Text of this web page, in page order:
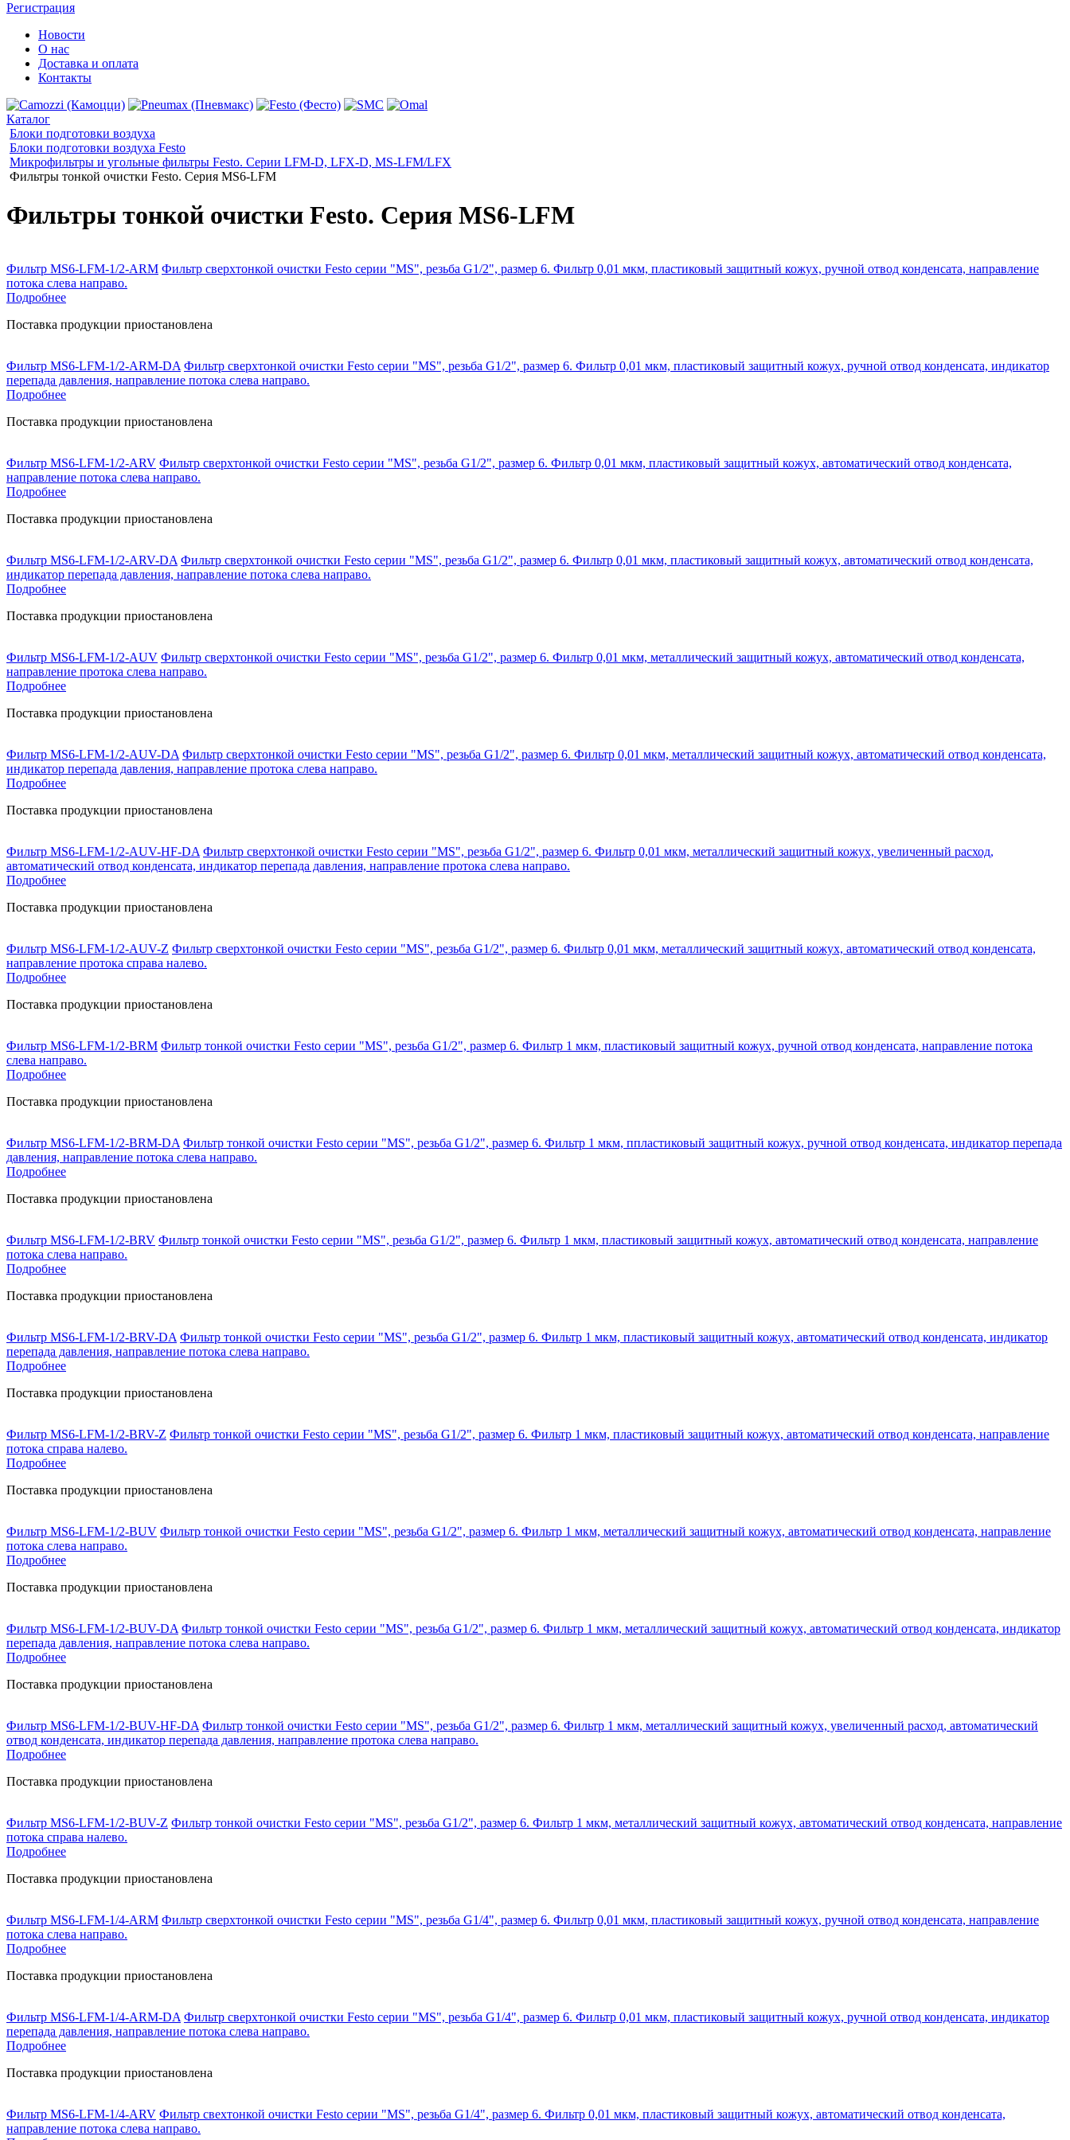
Регистрация
Новости
О нас
Доставка и оплата
Контакты
Каталог
Блоки подготовки воздуха
Блоки подготовки воздуха Festo
Микрофильтры и угольные фильтры Festo. Cерии LFM-D, LFX-D, MS-LFM/LFX
Фильтры тонкой очистки Festo. Серия MS6-LFM
Фильтры тонкой очистки Festo. Серия MS6-LFM
Фильтр MS6-LFM-1/2-ARM Фильтр сверхтонкой очистки Festo серии "MS", резьба G1/2", размер 6. Фильтр 0,01 мкм, пластиковый защитный кожух, ручной отвод конденсата, направление
потока слева направо.
Подробнее
Поставка продукции приостановлена
Фильтр MS6-LFM-1/2-ARM-DA Фильтр сверхтонкой очистки Festo серии "MS", резьба G1/2", размер 6. Фильтр 0,01 мкм, пластиковый защитный кожух, ручной отвод конденсата, индикатор
перепада давления, направление потока слева направо.
Подробнее
Поставка продукции приостановлена
Фильтр MS6-LFM-1/2-ARV Фильтр сверхтонкой очистки Festo серии "MS", резьба G1/2", размер 6. Фильтр 0,01 мкм, пластиковый защитный кожух, автоматический отвод конденсата,
направление потока слева направо.
Подробнее
Поставка продукции приостановлена
Фильтр MS6-LFM-1/2-ARV-DA Фильтр сверхтонкой очистки Festo серии "MS", резьба G1/2", размер 6. Фильтр 0,01 мкм, пластиковый защитный кожух, автоматический отвод конденсата,
индикатор перепада давления, направление потока слева направо.
Подробнее
Поставка продукции приостановлена
Фильтр MS6-LFM-1/2-AUV Фильтр сверхтонкой очистки Festo серии "MS", резьба G1/2", размер 6. Фильтр 0,01 мкм, металлический защитный кожух, автоматический отвод конденсата,
направление протока слева направо.
Подробнее
Поставка продукции приостановлена
Фильтр MS6-LFM-1/2-AUV-DA Фильтр сверхтонкой очистки Festo серии "MS", резьба G1/2", размер 6. Фильтр 0,01 мкм, металлический защитный кожух, автоматический отвод конденсата,
индикатор перепада давления, направление протока слева направо.
Подробнее
Поставка продукции приостановлена
Фильтр MS6-LFM-1/2-AUV-HF-DA Фильтр сверхтонкой очистки Festo серии "MS", резьба G1/2", размер 6. Фильтр 0,01 мкм, металлический защитный кожух, увеличенный расход,
автоматический отвод конденсата, индикатор перепада давления, направление протока слева направо.
Подробнее
Поставка продукции приостановлена
Фильтр MS6-LFM-1/2-AUV-Z Фильтр сверхтонкой очистки Festo серии "MS", резьба G1/2", размер 6. Фильтр 0,01 мкм, металлический защитный кожух, автоматический отвод конденсата,
направление протока справа налево.
Подробнее
Поставка продукции приостановлена
Фильтр MS6-LFM-1/2-BRM Фильтр тонкой очистки Festo серии "MS", резьба G1/2", размер 6. Фильтр 1 мкм, пластиковый защитный кожух, ручной отвод конденсата, направление потока
слева направо.
Подробнее
Поставка продукции приостановлена
Фильтр MS6-LFM-1/2-BRM-DA Фильтр тонкой очистки Festo серии "MS", резьба G1/2", размер 6. Фильтр 1 мкм, ппластиковый защитный кожух, ручной отвод конденсата, индикатор перепада
давления, направление потока слева направо.
Подробнее
Поставка продукции приостановлена
Фильтр MS6-LFM-1/2-BRV Фильтр тонкой очистки Festo серии "MS", резьба G1/2", размер 6. Фильтр 1 мкм, пластиковый защитный кожух, автоматический отвод конденсата, направление
потока слева направо.
Подробнее
Поставка продукции приостановлена
Фильтр MS6-LFM-1/2-BRV-DA Фильтр тонкой очистки Festo серии "MS", резьба G1/2", размер 6. Фильтр 1 мкм, пластиковый защитный кожух, автоматический отвод конденсата, индикатор
перепада давления, направление потока слева направо.
Подробнее
Поставка продукции приостановлена
Фильтр MS6-LFM-1/2-BRV-Z Фильтр тонкой очистки Festo серии "MS", резьба G1/2", размер 6. Фильтр 1 мкм, пластиковый защитный кожух, автоматический отвод конденсата, направление
потока справа налево.
Подробнее
Поставка продукции приостановлена
Фильтр MS6-LFM-1/2-BUV Фильтр тонкой очистки Festo серии "MS", резьба G1/2", размер 6. Фильтр 1 мкм, металлический защитный кожух, автоматический отвод конденсата, направление
потока слева направо.
Подробнее
Поставка продукции приостановлена
Фильтр MS6-LFM-1/2-BUV-DA Фильтр тонкой очистки Festo серии "MS", резьба G1/2", размер 6. Фильтр 1 мкм, металлический защитный кожух, автоматический отвод конденсата, индикатор
перепада давления, направление потока слева направо.
Подробнее
Поставка продукции приостановлена
Фильтр MS6-LFM-1/2-BUV-HF-DA Фильтр тонкой очистки Festo серии "MS", резьба G1/2", размер 6. Фильтр 1 мкм, металлический защитный кожух, увеличенный расход, автоматический
отвод конденсата, индикатор перепада давления, направление протока слева направо.
Подробнее
Поставка продукции приостановлена
Фильтр MS6-LFM-1/2-BUV-Z Фильтр тонкой очистки Festo серии "MS", резьба G1/2", размер 6. Фильтр 1 мкм, металлический защитный кожух, автоматический отвод конденсата, направление
потока справа налево.
Подробнее
Поставка продукции приостановлена
Фильтр MS6-LFM-1/4-ARM Фильтр сверхтонкой очистки Festo серии "MS", резьба G1/4", размер 6. Фильтр 0,01 мкм, пластиковый защитный кожух, ручной отвод конденсата, направление
потока слева направо.
Подробнее
Поставка продукции приостановлена
Фильтр MS6-LFM-1/4-ARM-DA Фильтр сверхтонкой очистки Festo серии "MS", резьба G1/4", размер 6. Фильтр 0,01 мкм, пластиковый защитный кожух, ручной отвод конденсата, индикатор
перепада давления, направление потока слева направо.
Подробнее
Поставка продукции приостановлена
Фильтр MS6-LFM-1/4-ARV Фильтр свехтонкой очистки Festo серии "MS", резьба G1/4", размер 6. Фильтр 0,01 мкм, пластиковый защитный кожух, автоматический отвод конденсата,
направление потока слева направо.